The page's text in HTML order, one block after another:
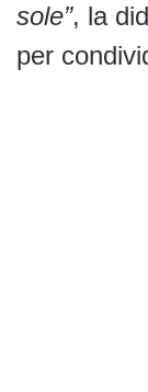
sole”, la
per